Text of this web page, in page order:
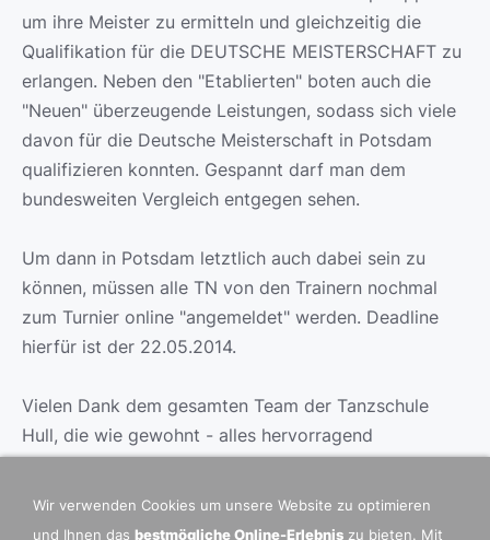
um ihre Meister zu ermitteln und gleichzeitig die
Qualifikation für die DEUTSCHE MEISTERSCHAFT zu
erlangen. Neben den "Etablierten" boten auch die
"Neuen" überzeugende Leistungen, sodass sich viele
davon für die Deutsche Meisterschaft in Potsdam
qualifizieren konnten. Gespannt darf man dem
bundesweiten Vergleich entgegen sehen.
Um dann in Potsdam letztlich auch dabei sein zu
können, müssen alle TN von den Trainern nochmal
zum Turnier online "angemeldet" werden. Deadline
hierfür ist der 22.05.2014.
Vielen Dank dem gesamten Team der Tanzschule
Hull, die wie gewohnt - alles hervorragend
vorbereitet hatten und für einen reibungslosen und
Wir verwenden Cookies um unsere Website zu optimieren
und Ihnen das bestmögliche Online-Erlebnis zu bieten. Mit